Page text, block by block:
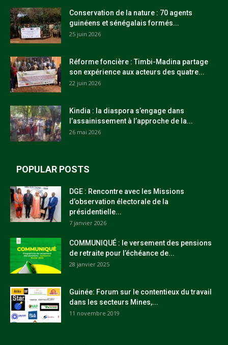
Conservation de la nature : 70 agents
guinéens et sénégalais formés...
25 juin 2026
Réforme foncière : Timbi-Madina partage
son expérience aux acteurs des quatre...
22 juin 2026
Kindia : la diaspora s’engage dans
l’assainissement à l’approche de la...
26 mai 2026
POPULAR POSTS
DGE : Rencontre avec les Missions
d’observation électorale de la
présidentielle...
7 janvier 2026
COMMUNIQUÉ : le versement des pensions
de retraite pour l’échéance de...
28 janvier 2025
Guinée: Forum sur le contentieux du travail
dans les secteurs Mines,...
11 novembre 2019